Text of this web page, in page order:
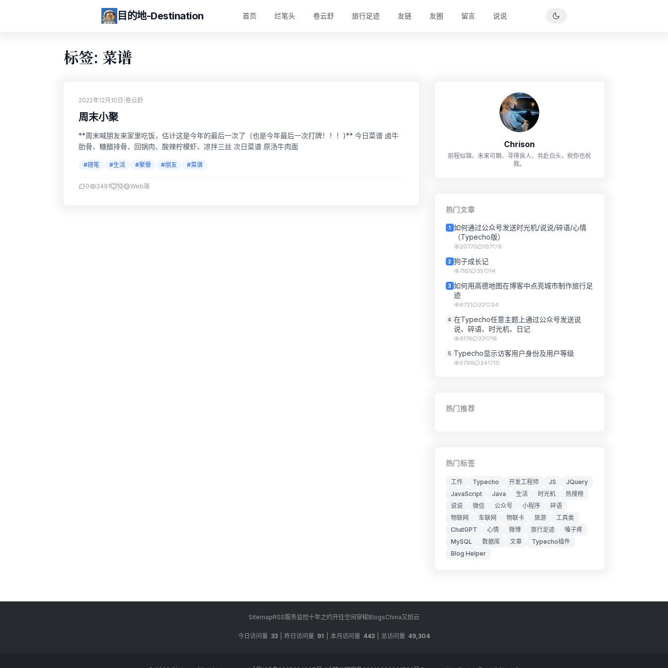
目的地-Destination 首页 烂笔头 卷云舒 旅行足迹 友链 友圈 留言 说说
标签: 菜谱
2022年12月10日 卷云舒
周末小聚
**周末喊朋友来家里吃饭，估计这是今年的最后一次了（也是今年最后一次打牌！！！)** 今日菜谱 卤牛
肋骨、糖醋排骨、回锅肉、酸辣柠檬虾、凉拌三丝 次日菜谱 原汤牛肉面
#随笔 #生活 #聚餐 #朋友 #菜谱
0 2491 12 Web端
Chrison
前程似锦、未来可期、寻得良人、共赴白头，祝你也祝
我。
热门文章
1 如何通过公众号发送时光机/说说/碎语/心情
（Typecho版）
20770 197 6
2 狗子成长记
7161 35 14
3 如何用高德地图在博客中点亮城市制作旅行足
迹
6721 22 24
4 在Typecho任意主题上通过公众号发送说
说、碎语、时光机、日记
6174 33 16
5 Typecho显示访客用户身份及用户等级
5799 34 10
热门推荐
热门标签
工作 Typecho 开发工程师 JS
JQuery
JavaScript
Java 生活 时光机
热搜榜
说说
微信 公众号 小程序
碎语
物联网
车联网 物联卡 旅游
工具类
ChatGPT
心情 微博 旅行足迹
嗓子疼
MySQL
数据库 文章
Typecho插件
Blog Helper
SitemapRSS服务监控十年之约开往空间穿梭BlogsChina又拍云
今日访问量 33 昨日访问量 91 本月访问量 443 总访问量 49,304